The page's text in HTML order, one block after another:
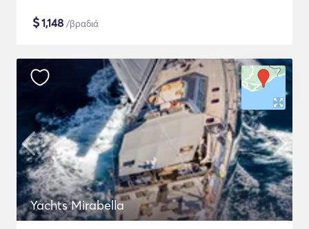
$1,148 /βραδιά
Yachts Mirabella